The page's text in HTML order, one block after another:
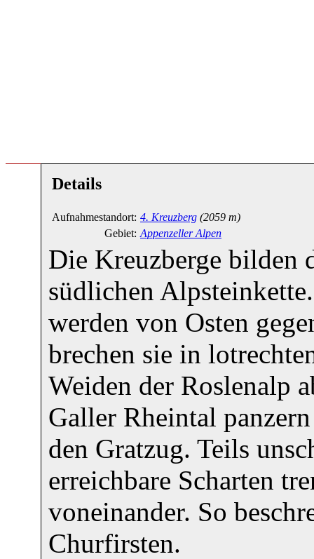
Details
Aufnahmestandort: 4. Kreuzberg (2059 m)
Gebiet: Appenzeller Alpen
Die Kreuzberge bilden
südlichen
werden von Osten
brechen sie in
Weiden der Roslenalp
Galler Rheintal
den Gratzug. Teils
erreichbare Scharten
voneinander. So
Churfirsten.